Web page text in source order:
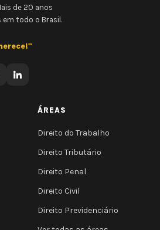
de 20 anos
todo o Brasil.
ÁREAS
Direito do Trabalho
Direito Tributário
Direito Penal
Direito Civil
Direito Previdenciário